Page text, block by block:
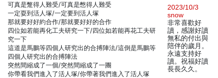
可真是蹩得人難受/可真是憋得人難受
一定耍到活人塚/一定要到活人塚
那就要好好約合作/那就要好好的合作
四位如若能再化工夫研究一下/四位如若能再花工夫研
究一下
這道是馬鵬等四個人研究出的合搏陣法/這倒是馬鵬等
四個人研究出的合搏陣法
突然間縮成了一個/突然間縮成了一團
你帶看我們進入了活人塚/你帶著我們進入了活人塚
2023/10/3
snow
非常喜歡好
讀，感謝好讀
無私的付出與
陪伴的歲月。
永遠支持好
讀。祝福好讀
長長久久。